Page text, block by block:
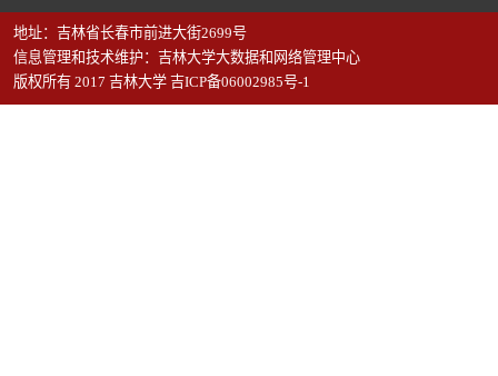
地址：吉林省长春市前进大街2699号
信息管理和技术维护：吉林大学大数据和网络管理中心
版权所有 2017 吉林大学 吉ICP备06002985号-1